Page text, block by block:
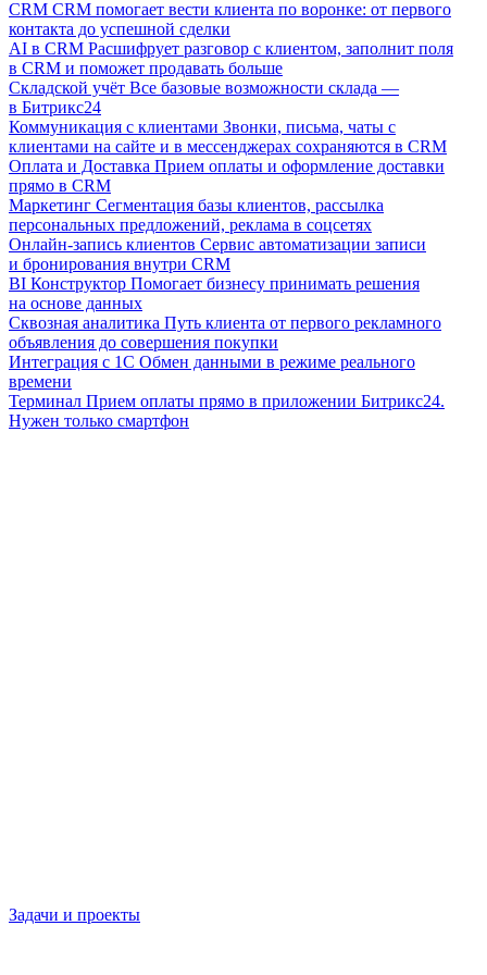
CRM CRM помогает вести клиента по воронке: от первого
контакта до успешной сделки
AI в CRM Расшифрует разговор с клиентом, заполнит поля
в CRM и поможет продавать больше
Складской учёт Все базовые возможности склада —
в Битрикс24
Коммуникация с клиентами Звонки, письма, чаты с
клиентами на сайте и в мессенджерах сохраняются в CRM
Оплата и Доставка Прием оплаты и оформление доставки
прямо в CRM
Маркетинг Сегментация базы клиентов, рассылка
персональных предложений, реклама в соцсетях
Онлайн-запись клиентов Сервис автоматизации записи
и бронирования внутри CRM
BI Конструктор Помогает бизнесу принимать решения
на основе данных
Сквозная аналитика Путь клиента от первого рекламного
объявления до совершения покупки
Интеграция с 1С Обмен данными в режиме реального
времени
Терминал Прием оплаты прямо в приложении Битрикс24.
Нужен только смартфон
Задачи и проекты